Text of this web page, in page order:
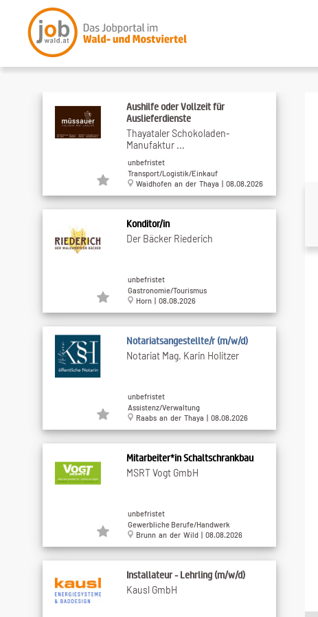
Aushilfe oder Vollzeit für
Auslieferdienste
Thayataler Schokoladen-
Manufaktur ...
unbefristet
Transport/Logistik/Einkauf
Waidhofen an der Thaya | 08.08.2026
Konditor/in
Der Bäcker Riederich
unbefristet
Gastronomie/Tourismus
Horn | 08.08.2026
Notariatsangestellte/r (m/w/d)
Notariat Mag. Karin Holitzer
unbefristet
Assistenz/Verwaltung
Raabs an der Thaya | 08.08.2026
Mitarbeiter*in Schaltschrankbau
MSRT Vogt GmbH
unbefristet
Gewerbliche Berufe/Handwerk
Brunn an der Wild | 08.08.2026
Installateur - Lehrling (m/w/d)
Kausl GmbH